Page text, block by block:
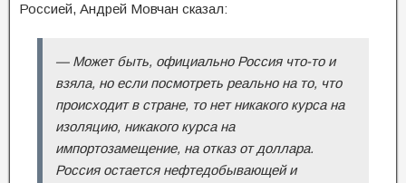
Россией, Андрей Мовчан сказал:
— Может быть, официально Россия что-то и
взяла, но если посмотреть реально на то, что
происходит в стране, то нет никакого курса на
изоляцию, никакого курса на
импортозамещение, на отказ от доллара.
Россия остается нефтедобывающей и